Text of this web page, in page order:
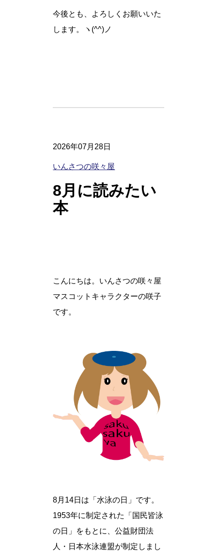
今後とも、よろしくお願いいた
します。ヽ(^^)ノ
2026年07月28日
いんさつの咲々屋
8月に読みたい
本
こんにちは。いんさつの咲々屋
マスコットキャラクターの咲子
です。
8月14日は「水泳の日」です。
1953年に制定された「国民皆泳
の日」をもとに、公益財団法
人・日本水泳連盟が制定しまし